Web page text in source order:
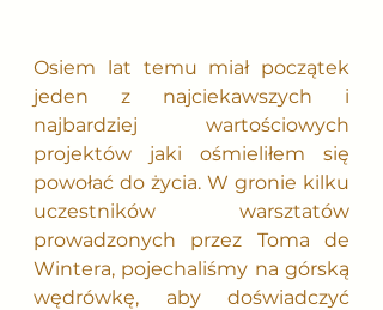
Osiem lat temu miał początek
jeden z najciekawszych i
najbardziej wartościowych
projektów jaki ośmieliłem się
powołać do życia. W gronie kilku
uczestników warsztatów
prowadzonych przez Toma de
Wintera, pojechaliśmy na górską
wędrówkę, aby doświadczyć